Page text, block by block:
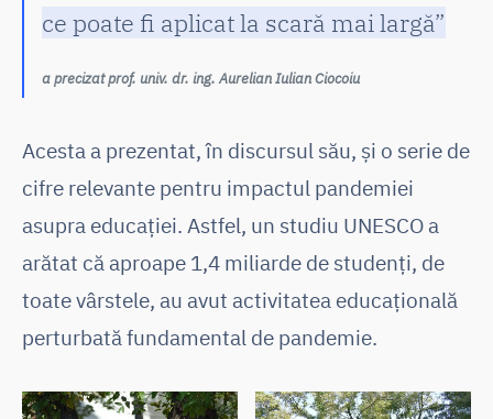
ce poate fi aplicat la scară mai largă”
a precizat prof. univ. dr. ing. Aurelian Iulian Ciocoiu
Acesta a prezentat, în discursul său, și o serie de
cifre relevante pentru impactul pandemiei
asupra educației. Astfel, un studiu UNESCO a
arătat că aproape 1,4 miliarde de studenți, de
toate vârstele, au avut activitatea educațională
perturbată fundamental de pandemie.